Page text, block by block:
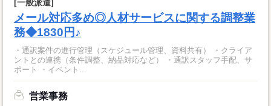
[一般派遣]
メール対応多め◎人材サービスに関する調整業
務◆1830円♪
・通訳案件の進行管理（スケジュール管理、資料共有） ・クライア
ントとの連携（条件調整、納品対応など） ・通訳スタッフ手配、サ
ポート ・イベント...
営業事務